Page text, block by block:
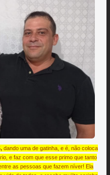
,dando uma de gatinha, e é, não coloca
e faz com que esse primo que tanto
as pessoas que fazem níver! Ela